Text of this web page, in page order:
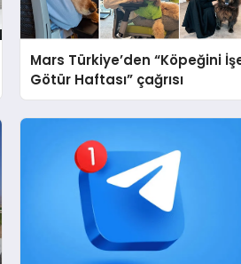
Mars Türkiye’den “Köpeğini
Götür Haftası” çağrısı